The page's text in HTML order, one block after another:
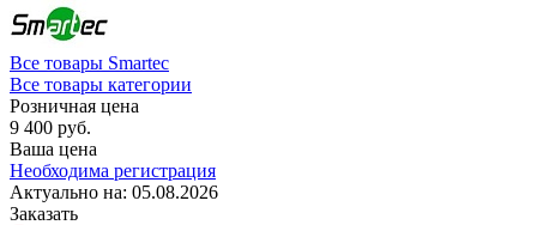
Все товары Smartec
Все товары категории
Розничная цена
9 400 руб.
Ваша цена
Необходима регистрация
Актуально на: 05.08.2026
Заказать